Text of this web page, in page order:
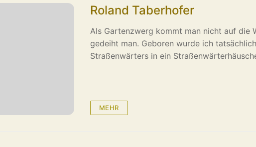
Roland Taberhofer
Als Gartenzwerg kommt man nicht auf die
gedeiht man. Geboren wurde ich
Straßenwärters in ein
MEHR